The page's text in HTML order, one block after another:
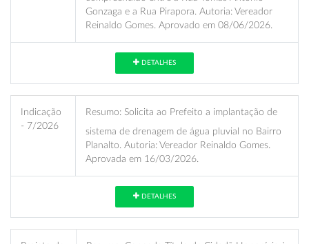
Gonzaga e a Rua Pirapora. Autoria: Vereador
Reinaldo Gomes. Aprovado em 08/06/2026.
DETALHES
Indicação
- 7/2026
Resumo: Solicita ao Prefeito a implantação de
sistema de drenagem de água pluvial no Bairro
Planalto. Autoria: Vereador Reinaldo Gomes.
Aprovada em 16/03/2026.
DETALHES